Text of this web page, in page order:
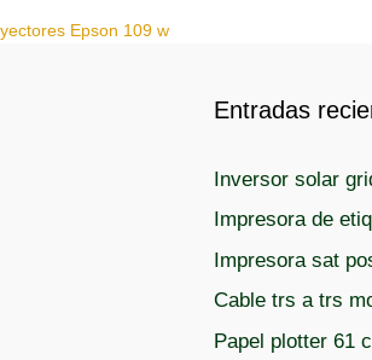
Epson 109 w
Entradas
Inversor solar
Impresora de
Impresora sat
Cable trs a trs
Papel plotter 61